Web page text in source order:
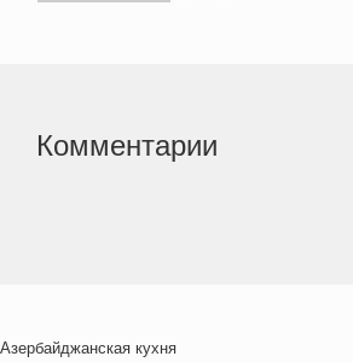
Комментарии
Азербайджанская кухня